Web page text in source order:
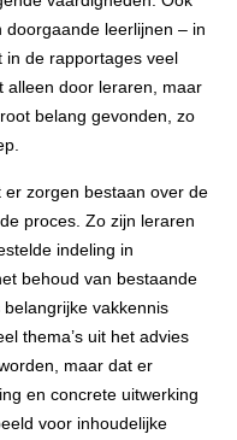
leerlijnen – in
in de rapportages veel
alleen door leraren, maar
belang gevonden, zo
zorgen bestaan over de
proces. Zo zijn leraren
indeling in
behoud van bestaande
vakkennis
thema’s uit het advies
maar dat er
en concrete uitwerking
voor inhoudelijke